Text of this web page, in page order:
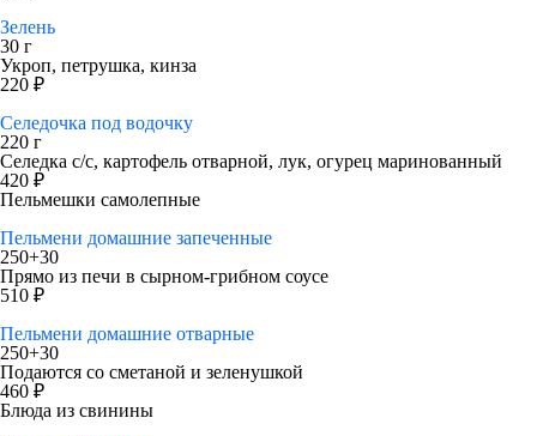
Зелень
30 г
Укроп, петрушка, кинза
220 ₽
Селедочка под водочку
220 г
Селедка с/с, картофель отварной, лук, огурец маринованный
420 ₽
Пельмешки самолепные
Пельмени домашние запеченные
250+30
Прямо из печи в сырном-грибном соусе
510 ₽
Пельмени домашние отварные
250+30
Подаются со сметаной и зеленушкой
460 ₽
Блюда из свинины